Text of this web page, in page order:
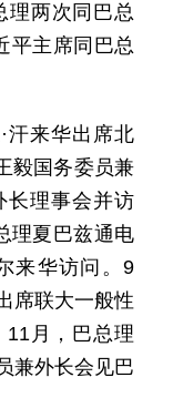
理两次同巴总
平主席同巴总
汗来华出席北
毅国务委员兼
长理事会并访
理夏巴兹通电
来华访问。9
席联大一般性
月，巴总理
兼外长会见巴